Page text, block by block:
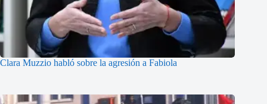
Clara Muzzio habló sobre la agresión a Fabiola